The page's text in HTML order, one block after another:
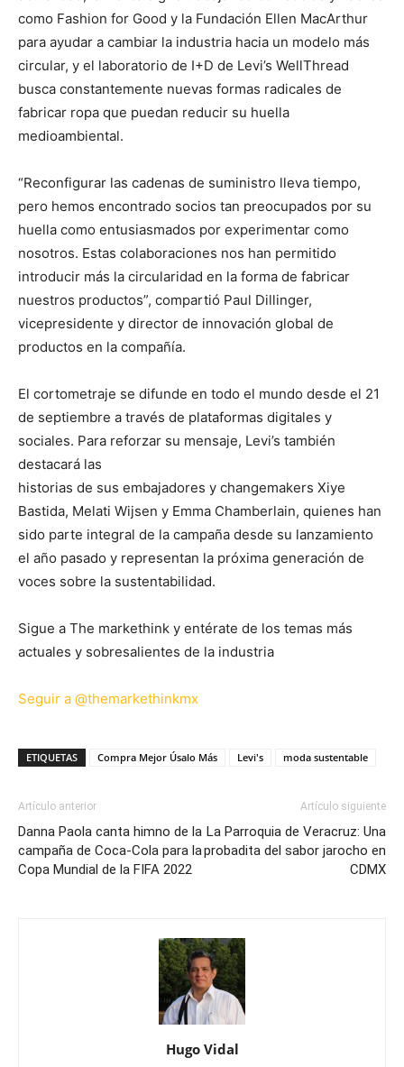
como Fashion for Good y la Fundación Ellen MacArthur
para ayudar a cambiar la industria hacia un modelo más
circular, y el laboratorio de I+D de Levi’s WellThread
busca constantemente nuevas formas radicales de
fabricar ropa que puedan reducir su huella
medioambiental.
“Reconfigurar las cadenas de suministro lleva tiempo,
pero hemos encontrado socios tan preocupados por su
huella como entusiasmados por experimentar como
nosotros. Estas colaboraciones nos han permitido
introducir más la circularidad en la forma de fabricar
nuestros productos”, compartió Paul Dillinger,
vicepresidente y director de innovación global de
productos en la compañía.
El cortometraje se difunde en todo el mundo desde el 21
de septiembre a través de plataformas digitales y
sociales. Para reforzar su mensaje, Levi’s también
destacará las
historias de sus embajadores y changemakers Xiye
Bastida, Melati Wijsen y Emma Chamberlain, quienes han
sido parte integral de la campaña desde su lanzamiento
el año pasado y representan la próxima generación de
voces sobre la sustentabilidad.
Sigue a The markethink y entérate de los temas más
actuales y sobresalientes de la industria
Seguir a @themarkethinkmx
ETIQUETAS Compra Mejor Úsalo Más Levi's moda sustentable
Artículo anterior
Danna Paola canta himno de la
campaña de Coca-Cola para la
Copa Mundial de la FIFA 2022
Artículo siguiente
La Parroquia de Veracruz: Una
probadita del sabor jarocho en
CDMX
Hugo Vidal